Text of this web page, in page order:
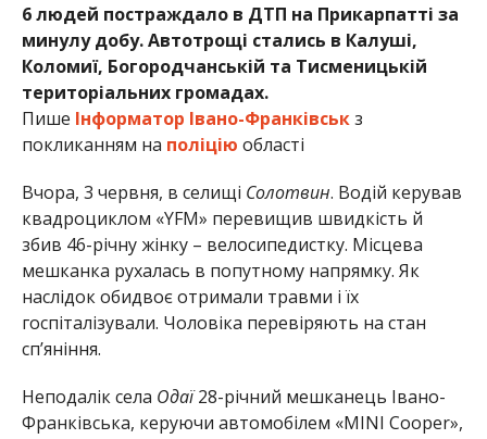
6 людей постраждало в ДТП на Прикарпатті за
минулу добу. Автотрощі стались в Калуші,
Коломиї, Богородчанській та Тисменицькій
територіальних громадах.
Пише Інформатор Івано-Франківськз
покликанням на поліцію області
Вчора, 3 червня, в селищі Солотвин. Водій керував
квадроциклом «YFM» перевищив швидкість й
збив 46-річну жінку – велосипедистку. Місцева
мешканка рухалась в попутному напрямку. Як
наслідок обидвоє отримали травми і їх
госпіталізували. Чоловіка перевіряють на стан
сп’яніння.
Неподалік села Одаї28-річний мешканець Івано-
Франківська, керуючи автомобілем «MINI Cooper»,